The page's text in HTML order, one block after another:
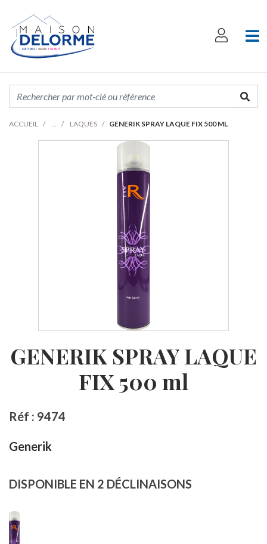
ACCUEIL LAQUES GENERIK SPRAY LAQUE FIX 500 ML
GENERIK SPRAY LAQUE
FIX 500 ml
Réf : 9474
Generik
DISPONIBLE EN 2 DÉCLINAISONS